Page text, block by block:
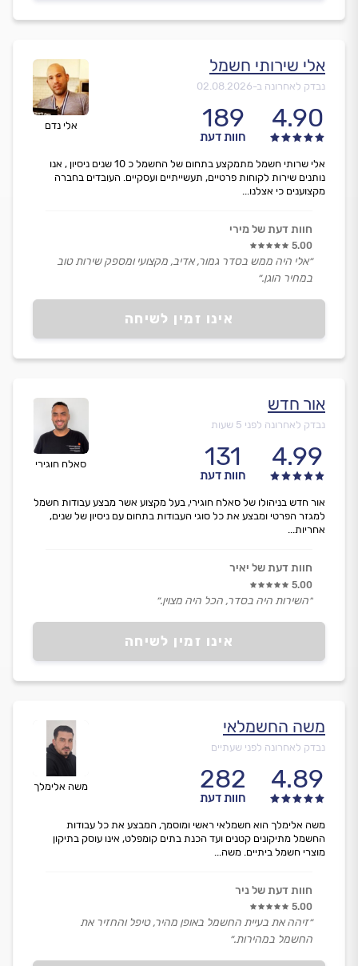
אלי נדם
אלי שירותי חשמל
נבדק לאחרונה ב-02.08.2026
4.90
189
חוות דעת
אינו זמין לשיחה
אלי שרותי חשמל מתמקצע בתחום של החשמל כ 10 שנים ניסיון , אנו
נותנים שירות לקוחות פרטיים, תעשייתיים ועסקיים. העובדים בחברה
מקצוענים כי אצלנו...
חוות דעת של מירי
5.00
״אלי היה ממש בסדר גמור, אדיב, מקצועי ומספק שירות טוב
במחיר הוגן.״
סאלח חוגירי
אור חדש
נבדק לאחרונה לפני 5 שעות
4.99
131
חוות דעת
אינו זמין לשיחה
אור חדש בניהולו של סאלח חוגירי, בעל מקצוע אשר מבצע עבודות חשמל
למגזר הפרטי ומבצע את כל סוגי העבודות בתחום עם ניסיון של שנים,
אחריות...
חוות דעת של יאיר
5.00
״השירות היה בסדר, הכל היה מצוין.״
משה אלימלך
משה החשמלאי
נבדק לאחרונה לפני שעתיים
4.89
282
חוות דעת
משה אלימלך הוא חשמלאי ראשי ומוסמך, המבצע את כל עבודות
החשמל מתיקונים קטנים ועד הכנת בתים קומפלט, אינו עוסק בתיקון
מוצרי חשמל ביתיים. משה...
חוות דעת של ניר
5.00
״זיהה את בעיית החשמל באופן מהיר, טיפל והחזיר את
החשמל במהירות.״